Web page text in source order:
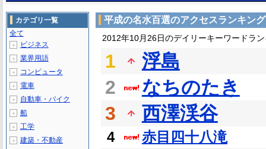
平成の名水百選のアクセスランキング
2012年10月26日のデイリーキーワードラ
1
浮島
2
なちのたき
3
西澤渓谷
4
赤目四十八滝
カテゴリ一覧
全て
＋ ビジネス
＋ 業界用語
＋ コンピュータ
＋ 電車
＋ 自動車・バイク
＋ 船
＋ 工学
＋ 建築・不動産